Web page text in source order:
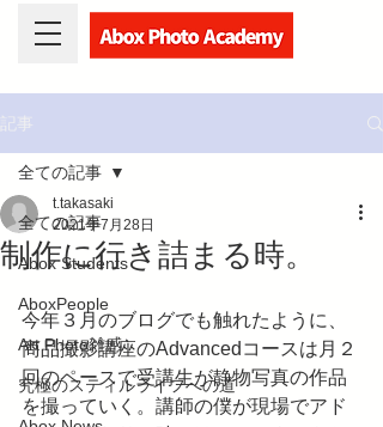
記事
全ての記事
Abox Students
AboxPeople
Art Photo雑感
究極のスティルライフへの道
全ての記事
制作に行き詰まる時。
t.takasaki
2021年7月28日
今年３月のブログでも触れたように、
商品撮影講座のAdvancedコースは月２
回のペースで受講生が静物写真の作品
を撮っていく。講師の僕が現場でアド